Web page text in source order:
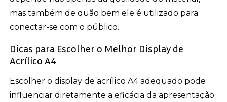
mas também de quão bem ele é utilizado para
conectar-se com o público.
Dicas para Escolher o Melhor Display de
Acrílico A4
Escolher o display de acrílico A4 adequado pode
influenciar diretamente a eficácia da apresentação